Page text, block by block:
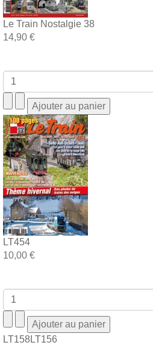
Le Train Nostalgie 38
14,90 €
LT454
10,00 €
LT158LT156